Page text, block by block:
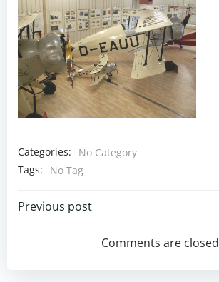
Categories:
No Category
Tags:
No Tag
Post
navigation
Previous post
Comments are closed